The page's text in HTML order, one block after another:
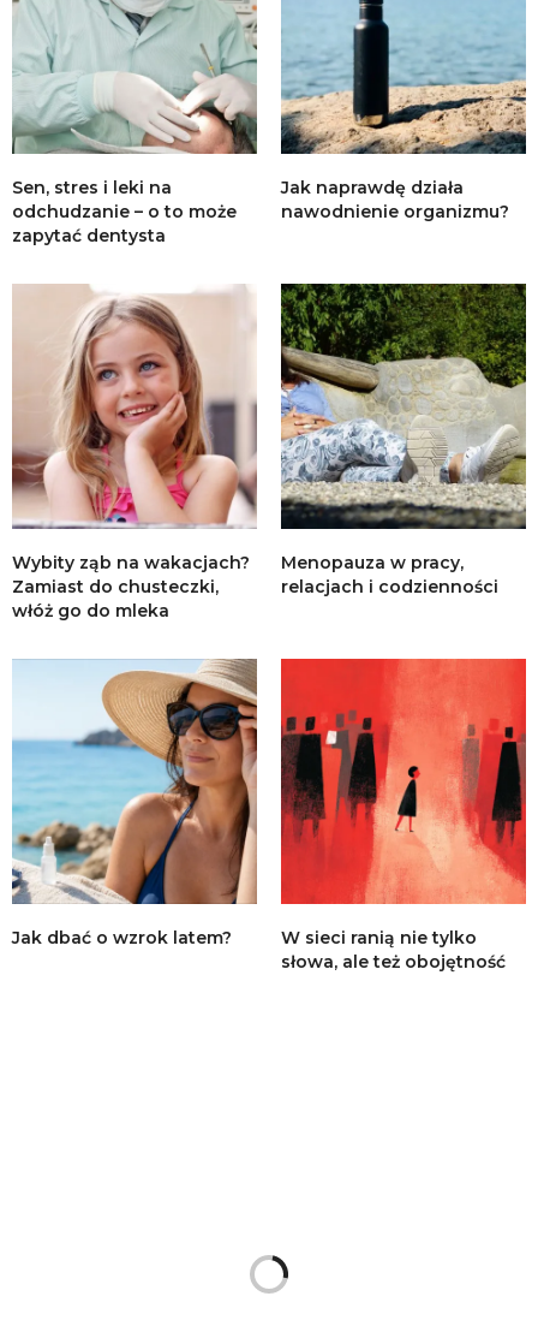
Sen, stres i leki na
odchudzanie – o to może
zapytać dentysta
Jak naprawdę działa
nawodnienie organizmu?
Wybity ząb na wakacjach?
Zamiast do chusteczki,
włóż go do mleka
Menopauza w pracy,
relacjach i codzienności
Jak dbać o wzrok latem?
W sieci ranią nie tylko
słowa, ale też obojętność